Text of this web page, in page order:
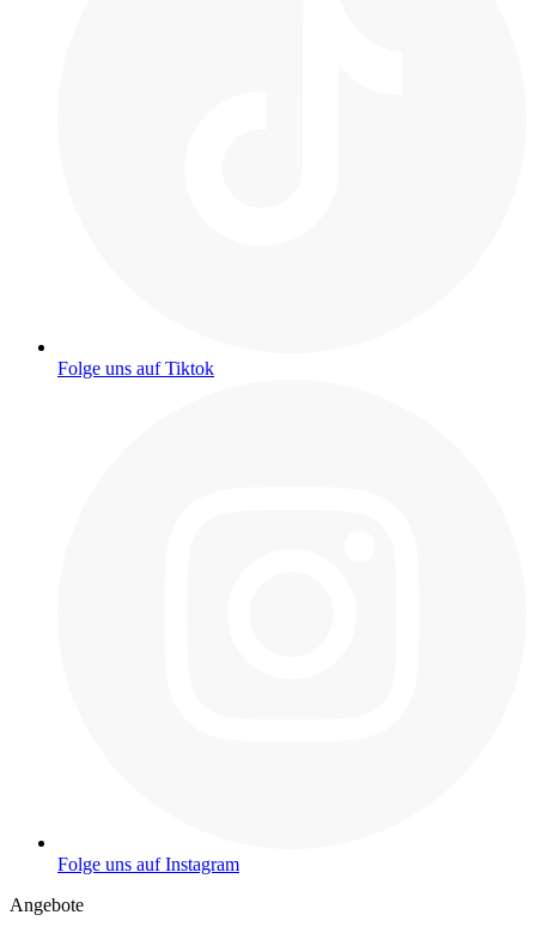
Folge uns auf Tiktok
Folge uns auf Instagram
Angebote